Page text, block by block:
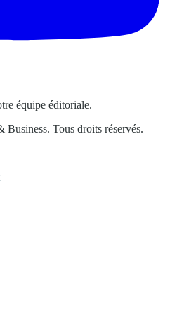
équipe éditoriale.
Tous droits réservés.